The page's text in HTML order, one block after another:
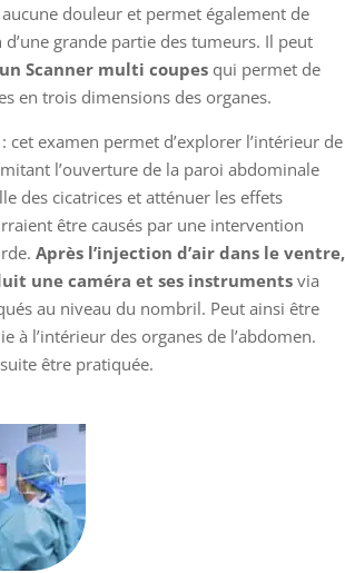
douleur et permet également de
grande partie des tumeurs. Il peut
Scanner multi coupes qui permet de
en trois dimensions des organes.
: cet examen permet d’explorer l’intérieur de
l’ouverture de la paroi abdominale
des cicatrices et atténuer les effets
être causés par une intervention
Après l’injection d’air dans le ventre,
une caméra et ses instruments via
au niveau du nombril. Peut ainsi être
à l’intérieur des organes de l’abdomen.
être pratiquée.